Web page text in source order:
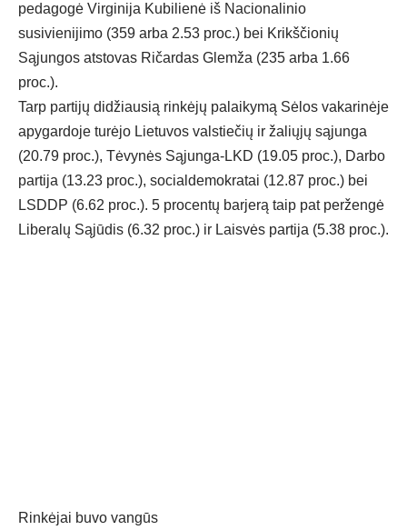
pedagogė Virginija Kubilienė iš Nacionalinio
susivienijimo (359 arba 2.53 proc.) bei Krikščionių
Sąjungos atstovas Ričardas Glemža (235 arba 1.66
proc.).
Tarp partijų didžiausią rinkėjų palaikymą Sėlos vakarinėje
apygardoje turėjo Lietuvos valstiečių ir žaliųjų sąjunga
(20.79 proc.), Tėvynės Sąjunga-LKD (19.05 proc.), Darbo
partija (13.23 proc.), socialdemokratai (12.87 proc.) bei
LSDDP (6.62 proc.). 5 procentų barjerą taip pat peržengė
Liberalų Sąjūdis (6.32 proc.) ir Laisvės partija (5.38 proc.).
Rinkėjai buvo vangūs